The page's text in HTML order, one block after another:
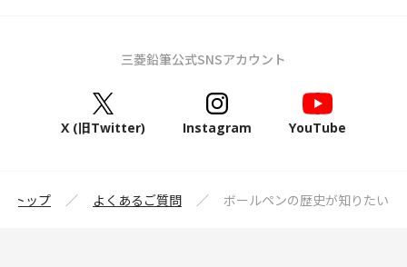
三菱鉛筆公式SNSアカウント
X (旧Twitter) Instagram YouTube
トップ よくあるご質問 ボールペンの歴史が知りたい